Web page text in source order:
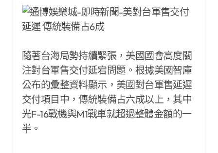
隨著台海局勢持續緊張，美國國會高度關
注對台軍售交付延宕問題。根據美國智庫
公布的彙整資料顯示，美國對台軍售延遲
交付項目中，傳統裝備占六成以上，其中
光F-16戰機與M1戰車就超過整體金額的一
半。